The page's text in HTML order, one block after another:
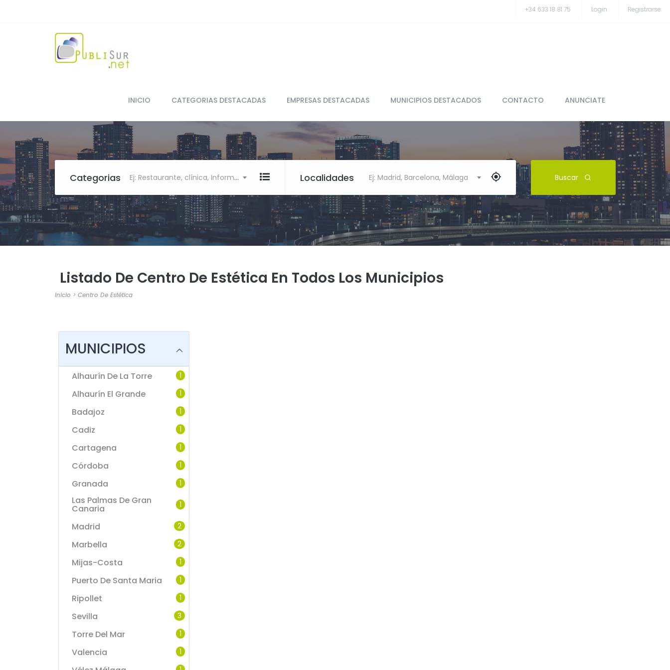
+34 633 18 81 75 Login Registrarse
INICIO CATEGORIAS DESTACADAS EMPRESAS DESTACADAS MUNICIPIOS DESTACADOS CONTACTO ANUNCIATE
Categorias Ej: Restaurante, clínica, Informática Localidades Ej: Madrid, Barcelona, Málaga Buscar
Listado De Centro De Estética En Todos Los Municipios
Inicio > Centro De Estética
MUNICIPIOS
Alhaurín De La Torre 1
Alhaurín El Grande 1
Badajoz 1
Cadiz 1
Cartagena 1
Córdoba 1
Granada 1
Las Palmas De Gran
Canaria 1
Madrid 2
Marbella 2
Mijas-Costa 1
Puerto De Santa Maria 1
Ripollet 1
Sevilla 3
Torre Del Mar 1
Valencia 1